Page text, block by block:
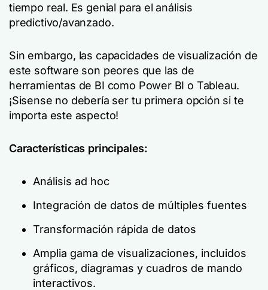
tiempo real. Es genial para el análisis
predictivo/avanzado.
Sin embargo, las capacidades de visualización de
este software son peores que las de
herramientas de BI como Power BI o Tableau.
¡Sisense no debería ser tu primera opción si te
importa este aspecto!
Características principales:
Análisis ad hoc
Integración de datos de múltiples fuentes
Transformación rápida de datos
Amplia gama de visualizaciones, incluidos
gráficos, diagramas y cuadros de mando
interactivos.